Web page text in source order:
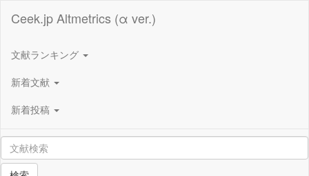
Ceek.jp Altmetrics (α ver.)
文献ランキング
新着文献
新着投稿